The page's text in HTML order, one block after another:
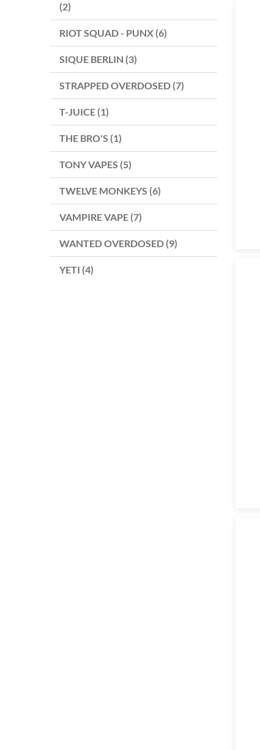
(2)
RIOT SQUAD - PUNX (6)
SIQUE BERLIN (3)
STRAPPED OVERDOSED (7)
T-JUICE (1)
THE BRO'S (1)
TONY VAPES (5)
TWELVE MONKEYS (6)
VAMPIRE VAPE (7)
WANTED OVERDOSED (9)
YETI (4)